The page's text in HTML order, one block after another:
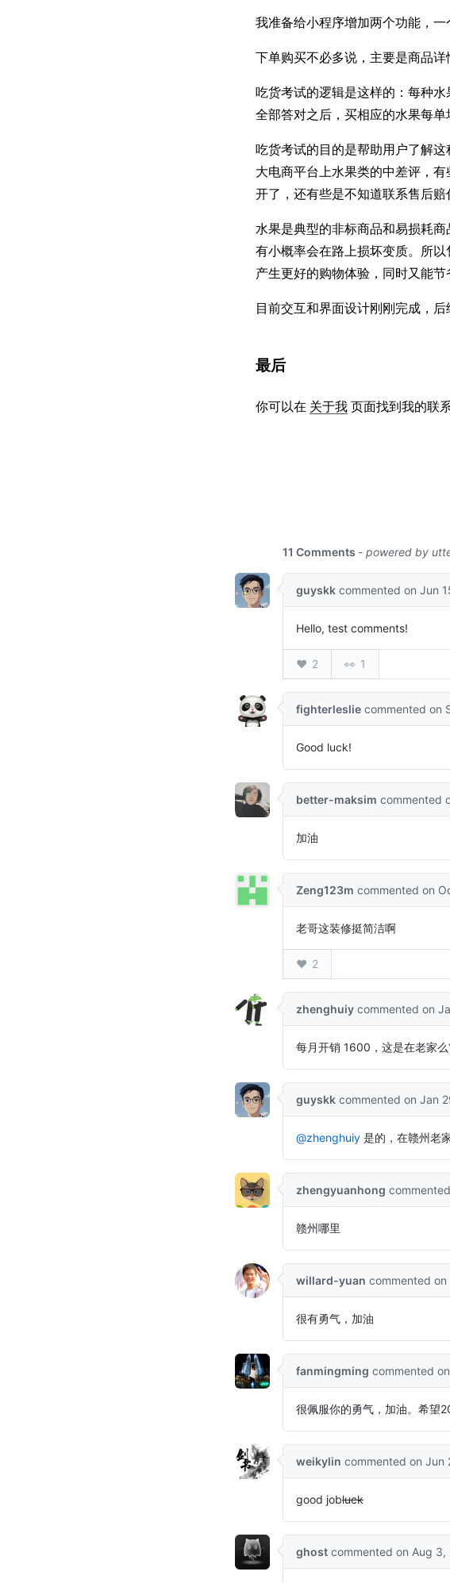
我准备给小程序增加两个功能，一
下单购买不必多说，主要是商品
吃货考试的逻辑是这样的：每种
全部答对之后，买相应的水果每单
吃货考试的目的是帮助用户了解
大电商平台上水果类的中差评，
开了，还有些是不知道联系售后赔
水果是典型的非标商品和易损耗
有小概率会在路上损坏变质。所
产生更好的购物体验，同时又能节
目前交互和界面设计刚刚完成，后
最后
你可以在 关于我 页面找到我的联